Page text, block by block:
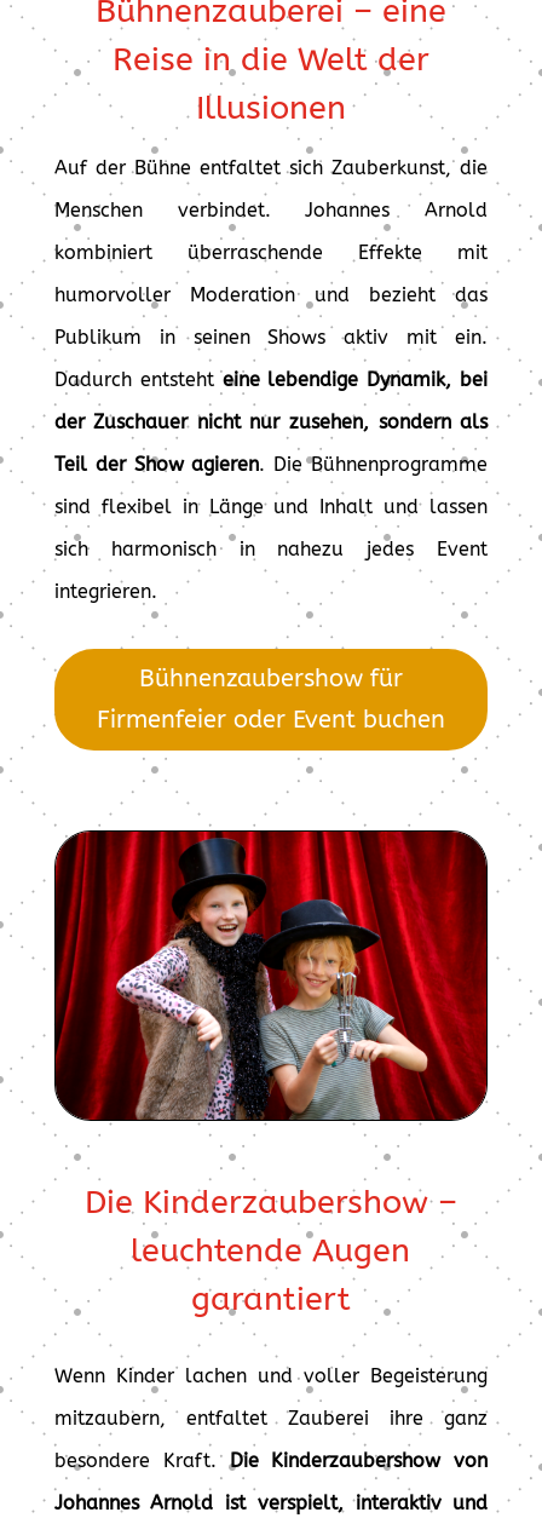
Bühnenzauberei – eine
Reise in die Welt der
Illusionen
Auf der Bühne entfaltet sich Zauberkunst, die
Menschen verbindet. Johannes Arnold
kombiniert überraschende Effekte mit
humorvoller Moderation und bezieht das
Publikum in seinen Shows aktiv mit ein.
Dadurch entstehteine lebendige Dynamik, bei
der Zuschauer nicht nur zusehen, sondern als
Teil der Show agieren. Die Bühnenprogramme
sind flexibel in Länge und Inhalt und lassen
sich harmonisch in nahezu jedes Event
integrieren.
Bühnenzaubershow für
Firmenfeier oder Event buchen
Die Kinderzaubershow –
leuchtende Augen
garantiert
Wenn Kinder lachen und voller Begeisterung
mitzaubern, entfaltet Zauberei ihre ganz
besondere Kraft.Die Kinderzaubershow von
Johannes Arnold ist verspielt, interaktiv und